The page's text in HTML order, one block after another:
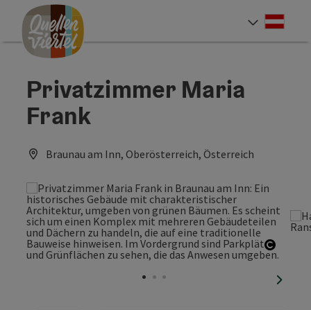
Zum Inhalt
Zur Navigation
Zum Seitenanfang
Privatzimmer Maria
Frank
Braunau am Inn, Oberösterreich, Österreich